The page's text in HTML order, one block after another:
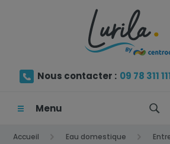
Nous contacter : 09 78 311
Menu
Accueil Eau domestique